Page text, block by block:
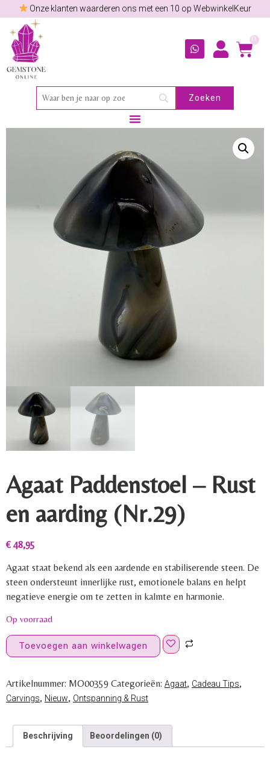
Onze klanten waarderen ons met een 10 op WebwinkelKeur
0
Agaat Paddenstoel – Rust
en aarding (Nr.29)
€ 48,95
Agaat staat bekend als een aardende en stabiliserende steen. De
steen ondersteunt innerlijke rust, emotionele balans en helpt
negatieve energie om te zetten in kalmte en harmonie.
Op voorraad
Toevoegen aan winkelwagen
Artikelnummer: MO00359 Categorieën: Agaat, Cadeau Tips,
Carvings, Nieuw, Ontspanning & Rust
Beschrijving Beoordelingen (0)